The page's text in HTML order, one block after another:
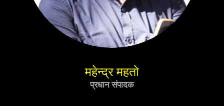
महेन्द्र महतो
प्रधान संपादक